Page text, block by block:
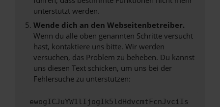
unterstützt werden.
Wende dich an den Webseitenbetreiber.
Wenn du alle oben genannten Schritte versucht
hast, kontaktiere uns bitte. Wir werden
versuchen, das Problem zu beheben. Du kannst
uns diesen Text schicken, um uns bei der
Fehlersuche zu unterstützen:
ewogICJuYW1lIjogIk5ldHdvcmtFcnJvciIs